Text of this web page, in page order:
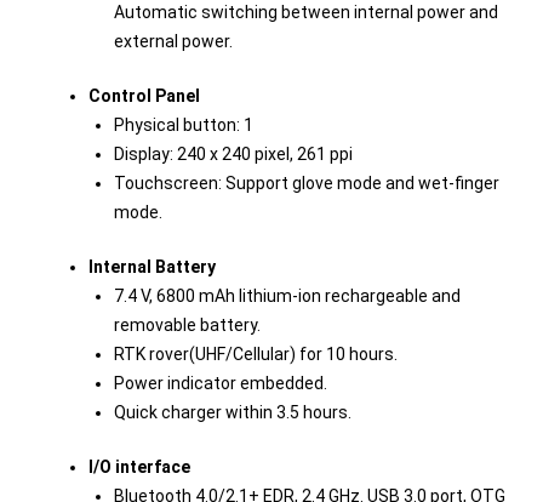
Automatic switching between internal power and
external power.
Control Panel
Physical button: 1
Display: 240 x 240 pixel, 261 ppi
Touchscreen: Support glove mode and wet-finger
mode.
Internal Battery
7.4 V, 6800 mAh lithium-ion rechargeable and
removable battery.
RTK rover(UHF/Cellular) for 10 hours.
Power indicator embedded.
Quick charger within 3.5 hours.
I/O interface
Bluetooth 4.0/2.1+ EDR, 2.4 GHz. USB 3.0 port, OTG